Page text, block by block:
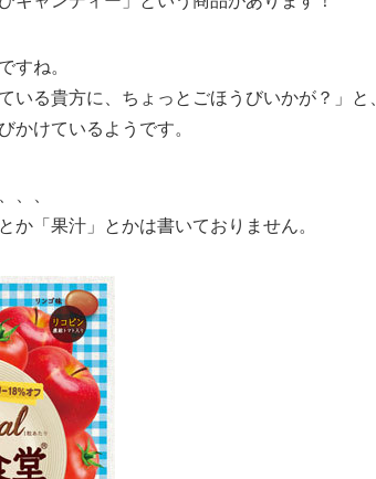
すね。
いる貴方に、ちょっとごほうびいかが？」と、
かけているようです。
、
か「果汁」とかは書いておりません。